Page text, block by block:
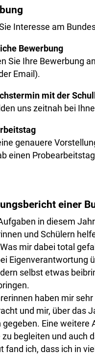
Interesse am
Bewerbung
Sie Ihre Bewerbung
Email).
mit der
uns zeitnah bei
genauere
einen
einer
in diesem
und Schülern
mir dabei total
Eigenverantwortung
selbst etwas
haben mir
und mir, über das
gegeben. Eine weitere
begleiten und auch
fand ich, dass ich in